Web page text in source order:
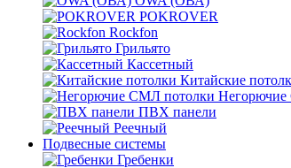
POKROVER
Rockfon
Грильято
Кассетный
Китайские
ПВХ панели
Реечный
Подвесные системы
Гребенки